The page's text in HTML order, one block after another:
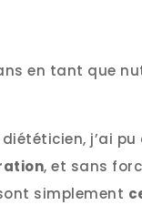
en tant que
j’ai
, et sans
simplement